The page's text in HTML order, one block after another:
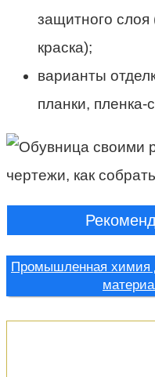
защитного слоя
краска);
варианты
планки, пленка-
Промышленная химия